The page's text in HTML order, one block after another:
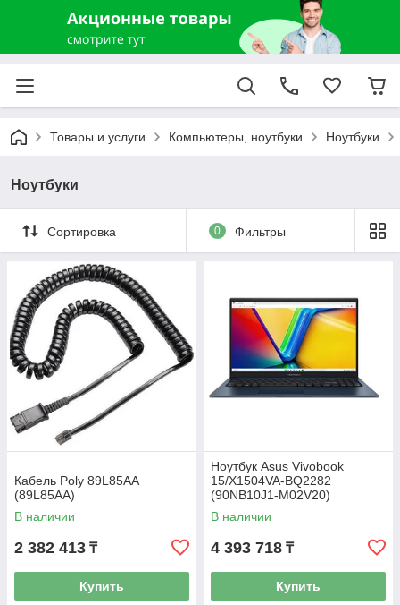
Товары и услуги Компьютеры, ноутбуки Ноутбуки
Ноутбуки
Сортировка 0 Фильтры
Кабель Poly 89L85AA
(89L85AA)
В наличии
2 382 413 ₸
Купить
Ноутбук Asus Vivobook
15/X1504VA-BQ2282
(90NB10J1-M02V20)
В наличии
4 393 718 ₸
Купить